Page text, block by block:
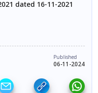
dated 16-11-2021
Published
06-11-2024